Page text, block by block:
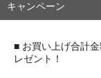
キャンペーン
■ お買い上げ合計
レゼント！